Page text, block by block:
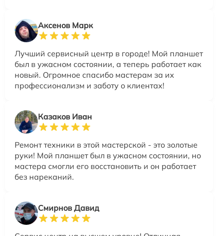
Аксенов Марк
Лучший сервисный центр в городе! Мой планшет
был в ужасном состоянии, а теперь работает как
новый. Огромное спасибо мастерам за их
профессионализм и заботу о клиентах!
Казаков Иван
Ремонт техники в этой мастерской - это золотые
руки! Мой планшет был в ужасном состоянии, но
мастера смогли его восстановить и он работает
без нареканий.
Смирнов Давид